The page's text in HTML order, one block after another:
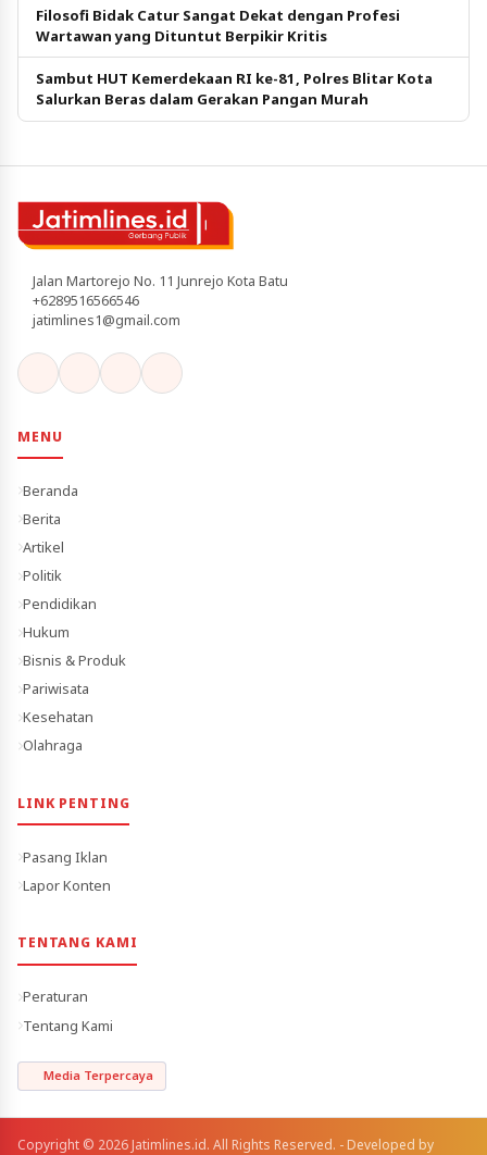
Filosofi Bidak Catur Sangat Dekat dengan Profesi
Wartawan yang Dituntut Berpikir Kritis
Sambut HUT Kemerdekaan RI ke-81, Polres Blitar Kota
Salurkan Beras dalam Gerakan Pangan Murah
Jalan Martorejo No. 11 Junrejo Kota Batu
+6289516566546
jatimlines1@gmail.com
MENU
Beranda
Berita
Artikel
Politik
Pendidikan
Hukum
Bisnis & Produk
Pariwisata
Kesehatan
Olahraga
LINK PENTING
Pasang Iklan
Lapor Konten
TENTANG KAMI
Peraturan
Tentang Kami
Media Terpercaya
Copyright © 2026 Jatimlines.id. All Rights Reserved. - Developed by